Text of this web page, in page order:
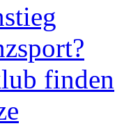
finden